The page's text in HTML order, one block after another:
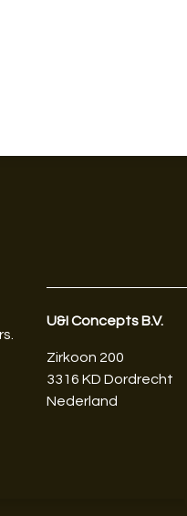
U&I Concepts B.V.​
Zirkoon 200
3316 KD Dordrecht
Nederland